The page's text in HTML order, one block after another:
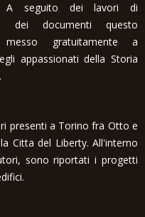
A seguito dei lavori di
dei documenti questo
gratuitamente a
appassionati della Storia
presenti a Torino fra Otto e
Citta del Liberty. All'interno
sono riportati i progetti